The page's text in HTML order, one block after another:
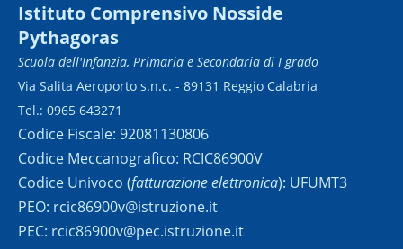
Istituto Comprensivo Nosside
Pythagoras
Scuola dell'Infanzia, Primaria e Secondaria di I grado
Via Salita Aeroporto s.n.c. - 89131 Reggio Calabria
Tel.: 0965 643271
Codice Fiscale: 92081130806
Codice Meccanografico: RCIC86900V
Codice Univoco (fatturazione elettronica): UFUMT3
PEO: rcic86900v@istruzione.it
PEC: rcic86900v@pec.istruzione.it